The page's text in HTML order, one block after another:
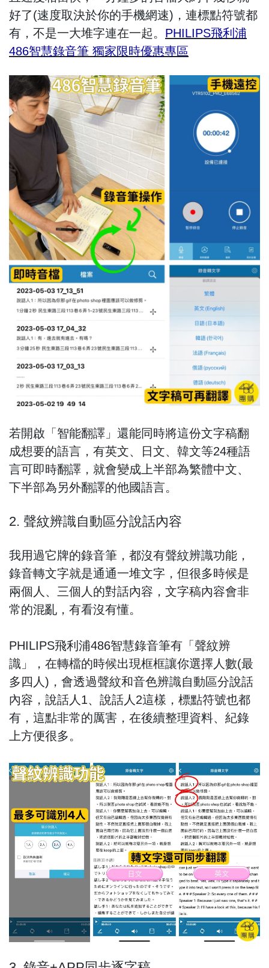
好了(速度取決於你的手機網速)，連標點符號都
有，不是一大堆字連在一起。 PHILIPS飛利浦
486智慧錄音筆 獨家限時優惠專區
若開啟「智能翻譯」還能同時將這份文字稿翻
成想要的語言，有英文、日文、韓文等24種語
言可即時翻譯，就會變成上半部為繁體中文、
下半部為另外翻譯的他國語言。
2. 聲紋辨識自動區分說話內容
我用過它牌的錄音筆，都沒有聲紋辨識功能，
錄音轉文字就是通通一堆文字，但很多時候是
兩個人、三個人的對話內容，文字稿內容會非
常的混亂，有看沒有懂。
PHILIPS飛利浦486智慧錄音筆有「聲紋辨
識」，在轉檔的時候出現框框讓你選擇人數(最
多四人)，會透過聲紋和音色辨識自動區分說話
內容，說話人1、說話人2這樣，標點符號也都
有，這點非常的厲害，在後續整理資料、紀錄
上方便很多。